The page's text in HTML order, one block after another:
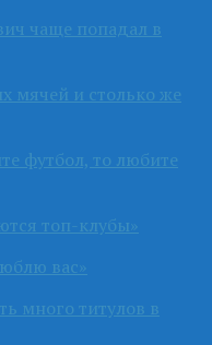
чаще попадал в
мячей и столько же
футбол, то любите
топ-клубы»
вас»
много титулов в